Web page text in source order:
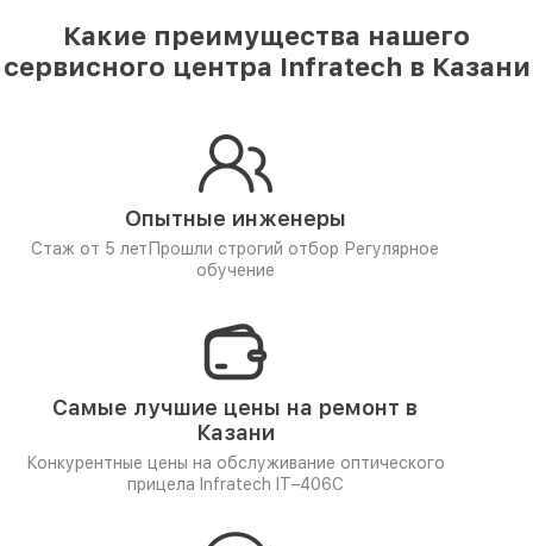
Какие преимущества нашего
сервисного центра Infratech в Казани
Опытные инженеры
Стаж от 5 лет Прошли строгий отбор Регулярное
обучение
Самые лучшие цены на ремонт в
Казани
Конкурентные цены на обслуживание оптического
прицела Infratech IT–406С